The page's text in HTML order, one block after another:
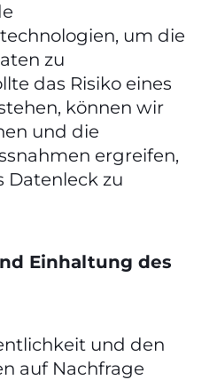
um die
zu
das Risiko eines
können wir
und die
ergreifen,
Datenleck zu
Einhaltung des
und den
auf Nachfrage